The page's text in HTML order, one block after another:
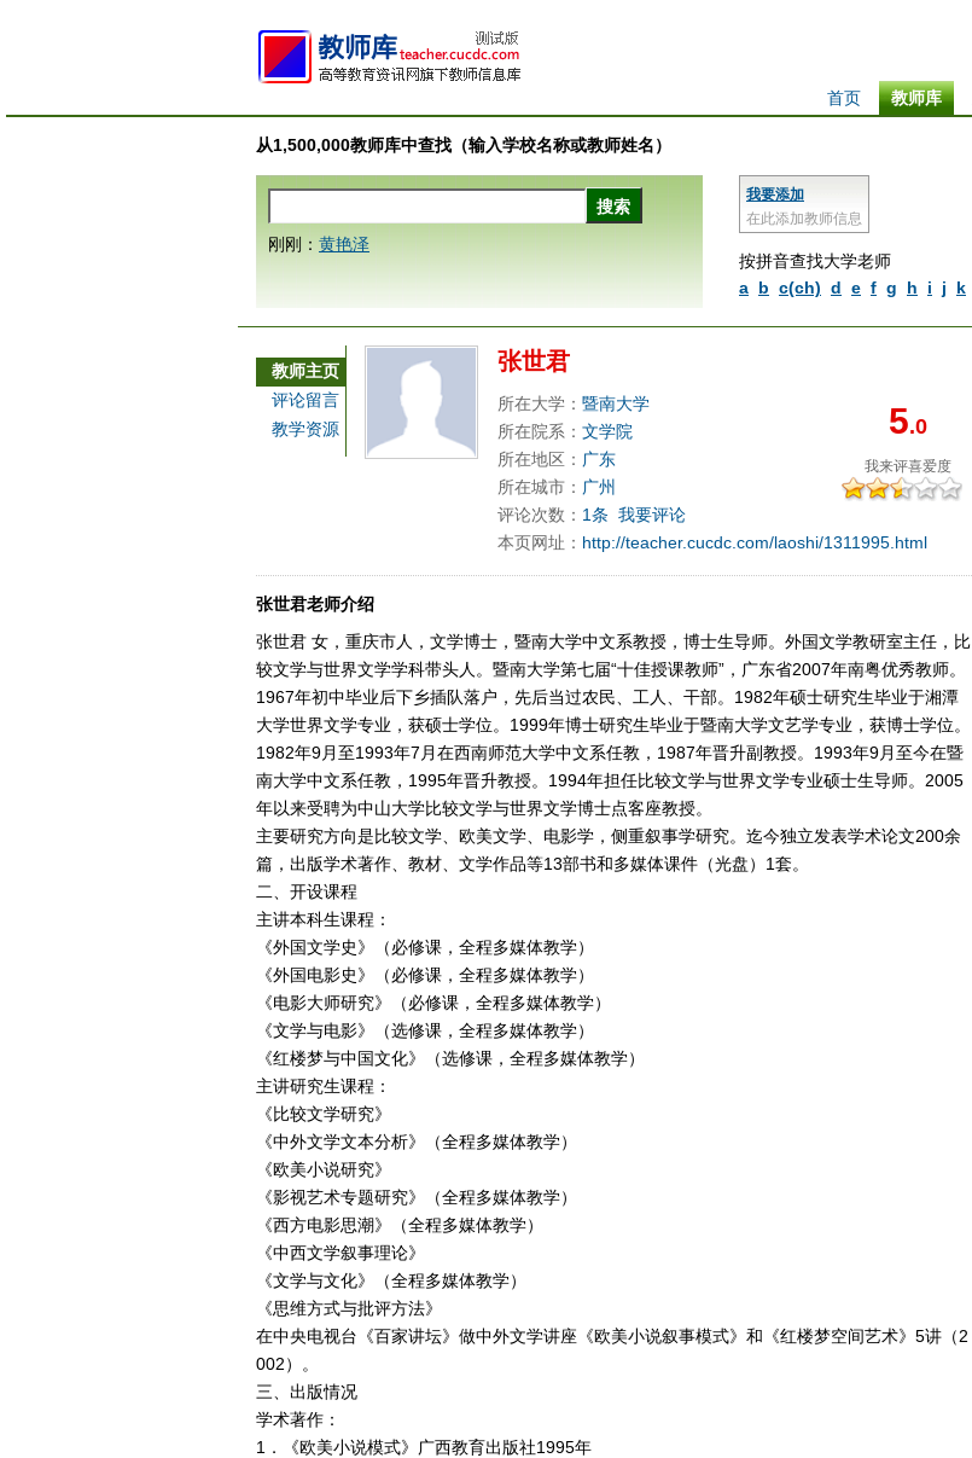
教师库
首页
从1,500,000教师库中查找（输入学校名称或教师姓名）
我要添加
在此添加教师信息
按拼音查找大学老师
a b c(ch) d e f g h i j k
刚刚： 黄艳泽
教师主页
评论留言
教学资源
张世君
5.0
我来评喜爱度
所在大学： 暨南大学
所在院系： 文学院
所在地区： 广东
所在城市： 广州
评论次数： 1条 我要评论
本页网址： http://teacher.cucdc.com/laoshi/1311995.html
张世君老师介绍
张世君 女，重庆市人，文学博士，暨南大学中文系教授，博士生导师。外国文学教研室主任，比
较文学与世界文学学科带头人。暨南大学第七届“十佳授课教师”，广东省2007年南粤优秀教师。
1967年初中毕业后下乡插队落户，先后当过农民、工人、干部。1982年硕士研究生毕业于湘潭
大学世界文学专业，获硕士学位。1999年博士研究生毕业于暨南大学文艺学专业，获博士学位。
1982年9月至1993年7月在西南师范大学中文系任教，1987年晋升副教授。1993年9月至今在暨
南大学中文系任教，1995年晋升教授。1994年担任比较文学与世界文学专业硕士生导师。2005
年以来受聘为中山大学比较文学与世界文学博士点客座教授。
主要研究方向是比较文学、欧美文学、电影学，侧重叙事学研究。迄今独立发表学术论文200余
篇，出版学术著作、教材、文学作品等13部书和多媒体课件（光盘）1套。
二、开设课程
主讲本科生课程：
《外国文学史》（必修课，全程多媒体教学）
《外国电影史》（必修课，全程多媒体教学）
《电影大师研究》（必修课，全程多媒体教学）
《文学与电影》（选修课，全程多媒体教学）
《红楼梦与中国文化》（选修课，全程多媒体教学）
主讲研究生课程：
《比较文学研究》
《中外文学文本分析》（全程多媒体教学）
《欧美小说研究》
《影视艺术专题研究》（全程多媒体教学）
《西方电影思潮》（全程多媒体教学）
《中西文学叙事理论》
《文学与文化》（全程多媒体教学）
《思维方式与批评方法》
在中央电视台《百家讲坛》做中外文学讲座《欧美小说叙事模式》和《红楼梦空间艺术》5讲（2
002）。
三、出版情况
学术著作：
1．《欧美小说模式》广西教育出版社1995年